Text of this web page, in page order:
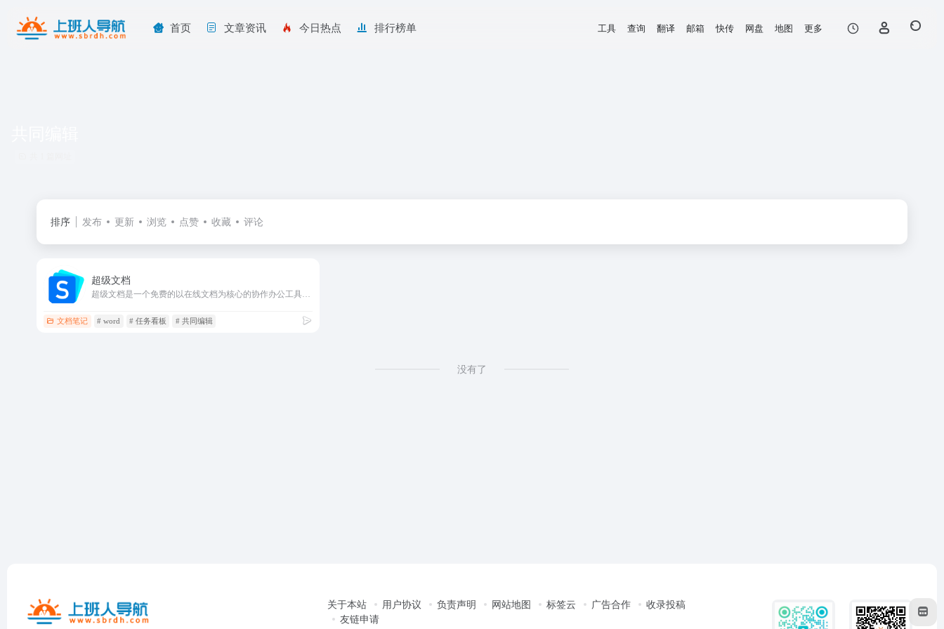
首页 文章资讯 今日热点 排行榜单 工具 查询 翻译 邮箱 快传 网盘 地图 更多
排序 发布 更新 浏览 点赞 收藏 评论
超级文档
文档笔记 # word # 任务看板 # 共同编辑
没有了
关于本站 用户协议 负责声明 网站地图 标签云 广告合作
收录投稿
友链申请